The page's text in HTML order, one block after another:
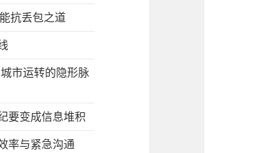
抗丢包之道
市运转的隐形脉
要变成信息堆积
率与紧急沟通